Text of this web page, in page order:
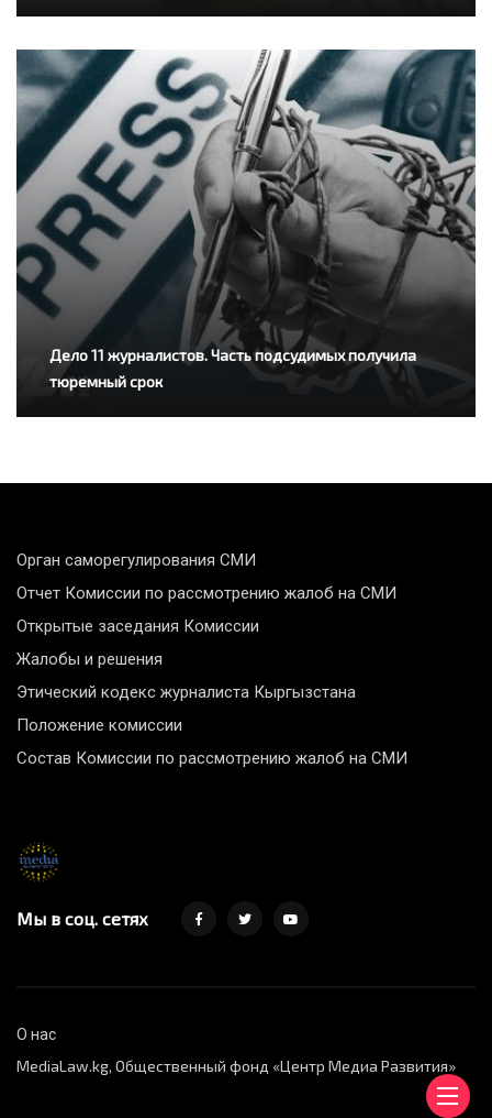
Дело 11 журналистов. Часть подсудимых получила
тюремный срок
Орган саморегулирования СМИ
Отчет Комиссии по рассмотрению жалоб на СМИ
Открытые заседания Комиссии
Жалобы и решения
Этический кодекс журналиста Кыргызстана
Положение комиссии
Состав Комиссии по рассмотрению жалоб на СМИ
Мы в соц. сетях
О нас
MediaLaw.kg, Общественный фонд «Центр Медиа Развития»